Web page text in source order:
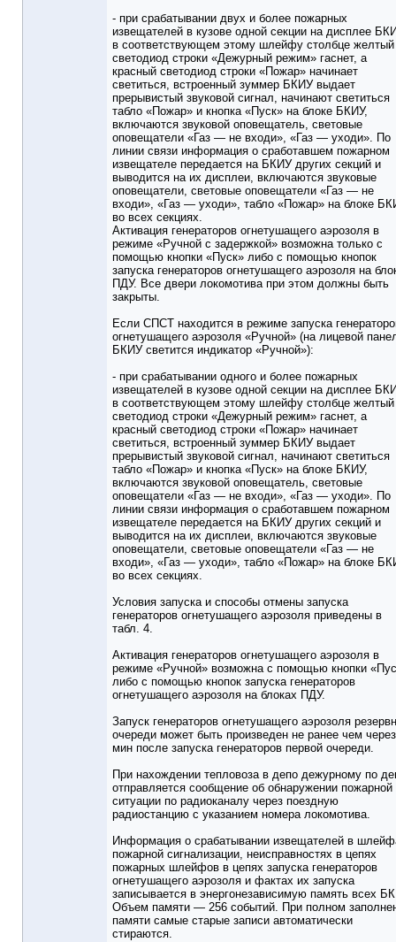
- при срабатывании двух и более пожарных
извещателей в кузове одной секции на дисплее
в соответствующем этому шлейфу столбце желтый
светодиод строки «Дежурный режим» гаснет, а
красный светодиод строки «Пожар» начинает
светиться, встроенный зуммер БКИУ выдает
прерывистый звуковой сигнал, начинают светиться
табло «Пожар» и кнопка «Пуск» на блоке БКИУ,
включаются звуковой оповещатель, световые
оповещатели «Газ — не входи», «Газ — уходи». По
линии связи информация о сработавшем пожарном
извещателе передается на БКИУ других секций и
выводится на их дисплеи, включаются звуковые
оповещатели, световые оповещатели «Газ — не
входи», «Газ — уходи», табло «Пожар» на блоке
во всех секциях.
Активация генераторов огнетушащего аэрозоля в
режиме «Ручной с задержкой» возможна только с
помощью кнопки «Пуск» либо с помощью кнопок
запуска генераторов огнетушащего аэрозоля на
ПДУ. Все двери локомотива при этом должны быть
закрыты.
Если СПСТ находится в режиме запуска
огнетушащего аэрозоля «Ручной» (на лицевой
БКИУ светится индикатор «Ручной»):
- при срабатывании одного и более пожарных
извещателей в кузове одной секции на дисплее
в соответствующем этому шлейфу столбце желтый
светодиод строки «Дежурный режим» гаснет, а
красный светодиод строки «Пожар» начинает
светиться, встроенный зуммер БКИУ выдает
прерывистый звуковой сигнал, начинают светиться
табло «Пожар» и кнопка «Пуск» на блоке БКИУ,
включаются звуковой оповещатель, световые
оповещатели «Газ — не входи», «Газ — уходи». По
линии связи информация о сработавшем пожарном
извещателе передается на БКИУ других секций и
выводится на их дисплеи, включаются звуковые
оповещатели, световые оповещатели «Газ — не
входи», «Газ — уходи», табло «Пожар» на блоке
во всех секциях.
Условия запуска и способы отмены запуска
генераторов огнетушащего аэрозоля приведены в
табл. 4.
Активация генераторов огнетушащего аэрозоля в
режиме «Ручной» возможна с помощью кнопки
либо с помощью кнопок запуска генераторов
огнетушащего аэрозоля на блоках ПДУ.
Запуск генераторов огнетушащего аэрозоля
очереди может быть произведен не ранее чем
мин после запуска генераторов первой очереди.
При нахождении тепловоза в депо дежурному по
отправляется сообщение об обнаружении пожарной
ситуации по радиоканалу через поездную
радиостанцию с указанием номера локомотива.
Информация о срабатывании извещателей в
пожарной сигнализации, неисправностях в цепях
пожарных шлейфов в цепях запуска генераторов
огнетушащего аэрозоля и фактах их запуска
записывается в энергонезависимую память всех
Объем памяти — 256 событий. При полном
памяти самые старые записи автоматически
стираются.